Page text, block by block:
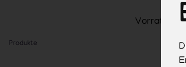
Vorrat &
Produkte